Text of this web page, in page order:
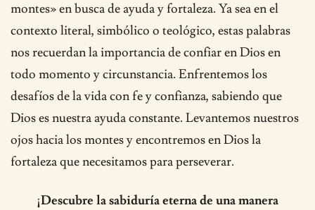
montes» en busca de ayuda y fortaleza. Ya sea en el
contexto literal, simbólico o teológico, estas palabras
nos recuerdan la importancia de confiar en Dios en
todo momento y circunstancia. Enfrentemos los
desafíos de la vida con fe y confianza, sabiendo que
Dios es nuestra ayuda constante. Levantemos nuestros
ojos hacia los montes y encontremos en Dios la
fortaleza que necesitamos para perseverar.
¡Descubre la sabiduría eterna de una manera